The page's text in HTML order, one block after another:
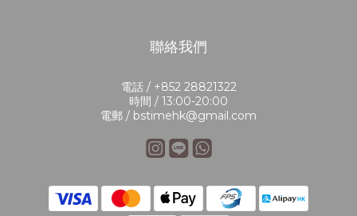
聯絡我們
電話 / +852 28821322
時間 / 13:00-20:00
電郵 / bstimehk@gmail.com